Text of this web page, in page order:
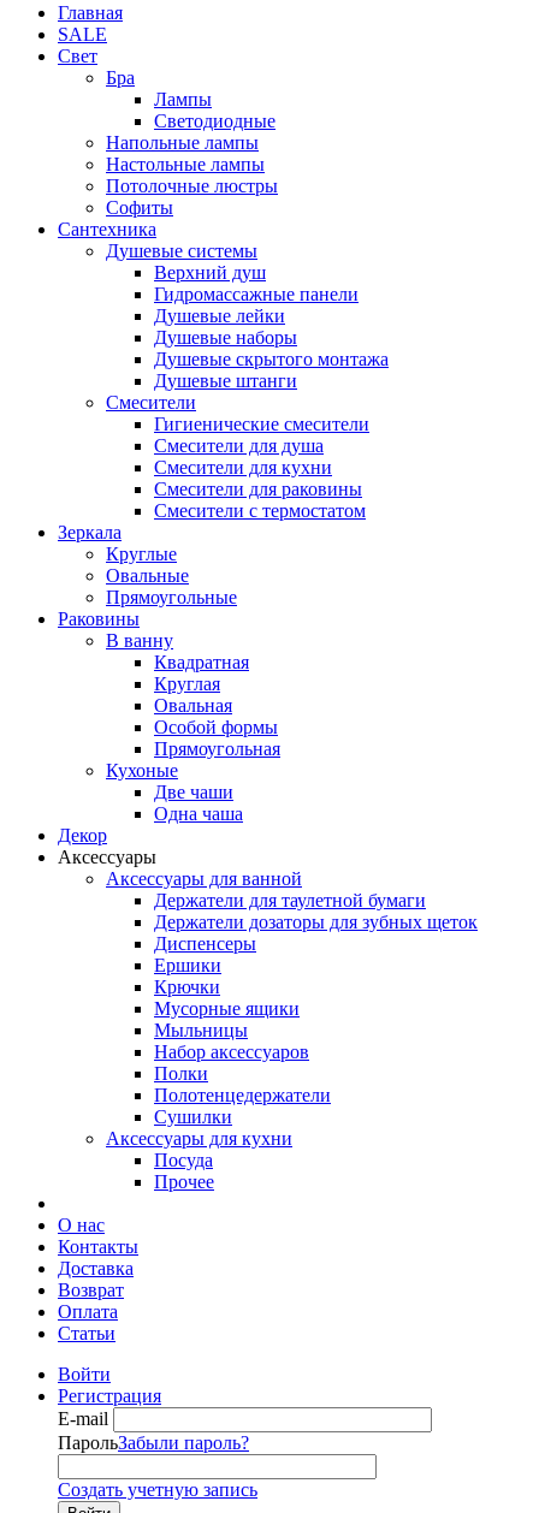
Главная
SALE
Свет
Бра
Лампы
Светодиодные
Напольные лампы
Настольные лампы
Потолочные люстры
Софиты
Сантехника
Душевые системы
Верхний душ
Гидромассажные панели
Душевые лейки
Душевые наборы
Душевые скрытого монтажа
Душевые штанги
Смесители
Гигиенические смесители
Смесители для душа
Смесители для кухни
Смесители для раковины
Смесители с термостатом
Зеркала
Круглые
Овальные
Прямоугольные
Раковины
В ванну
Квадратная
Круглая
Овальная
Особой формы
Прямоугольная
Кухоные
Две чаши
Одна чаша
Декор
Аксессуары
Аксессуары для ванной
Держатели для таулетной бумаги
Держатели дозаторы для зубных щеток
Диспенсеры
Ершики
Крючки
Мусорные ящики
Мыльницы
Набор аксессуаров
Полки
Полотенцедержатели
Сушилки
Аксессуары для кухни
Посуда
Прочее
О нас
Контакты
Доставка
Возврат
Оплата
Статьи
Войти
Регистрация
E-mail
ПарольЗабыли пароль?
Создать учетную запись